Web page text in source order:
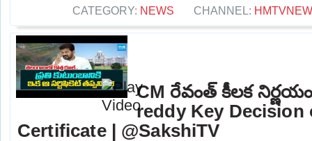
CATEGORY: NEWS CHANNEL:
CM రేవంత్ కీలక
reddy Key Decision
Certificate | @SakshiTV